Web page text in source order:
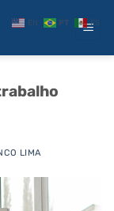
LIMA
EN PT ES